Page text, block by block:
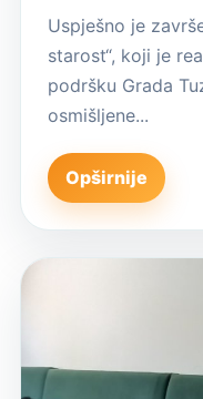
Uspješno je
starost“, koji je
podršku Grada
osmišljene...
Opširnije